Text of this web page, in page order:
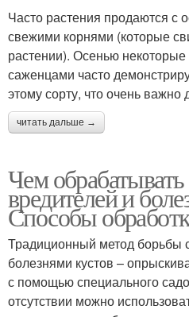
Часто растения продаются с
свежими корнями (которые
растении). Осенью
саженцами часто
этому сорту, что очень важно
читать дальше →
Чем
вредителей и
Способы
Традиционный метод борьбы
болезнями кустов –
с помощью специального
отсутствии можно